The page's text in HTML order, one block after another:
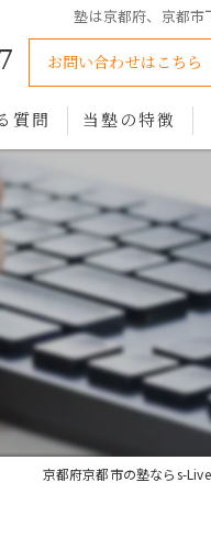
塾は京都府、京都
お問い合わせはこちら
質問 当塾の特徴
小学生
中学生
高校生
オンライン
個別指導
京都府京都市の塾ならs-